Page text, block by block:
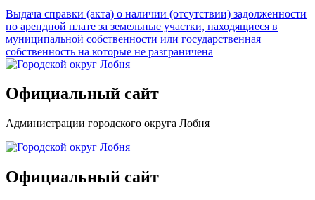
Выдача справки (акта) о наличии (отсутствии) задолженности
по арендной плате за земельные участки, находящиеся в
муниципальной собственности или государственная
собственность на которые не разграничена
Официальный сайт
Администрации городского округа Лобня
Официальный сайт